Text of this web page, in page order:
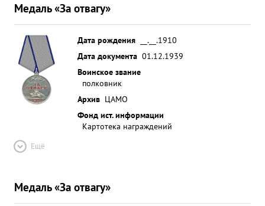
Медаль «За отвагу»
Дата рождения
__.__.1910
Дата документа 01.12.1939
Воинское звание
полковник
Архив ЦАМО
Фонд ист. информации
Картотека награждений
Ещё
Медаль «За отвагу»